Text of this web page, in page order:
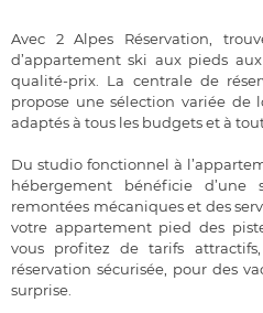
Avec 2 Alpes Réservation,
d’appartement ski aux pieds
qualité-prix. La centrale de
propose une sélection variée de
adaptés à tous les budgets et à
Du studio fonctionnel à
hébergement bénéficie d’une
remontées mécaniques et des
votre appartement pied des
vous profitez de tarifs attractifs,
réservation sécurisée, pour des
surprise.